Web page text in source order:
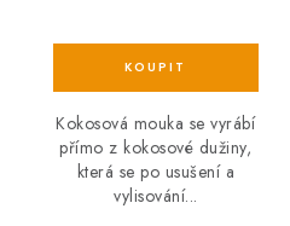
Kokosová mouka se vyrábí
přímo z kokosové dužiny,
která se po usušení a
vylisování...